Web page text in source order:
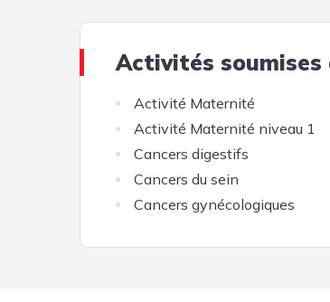
Activités
Activité Maternité
Activité Maternité niveau 1
Cancers digestifs
Cancers du sein
Cancers gynécologiques